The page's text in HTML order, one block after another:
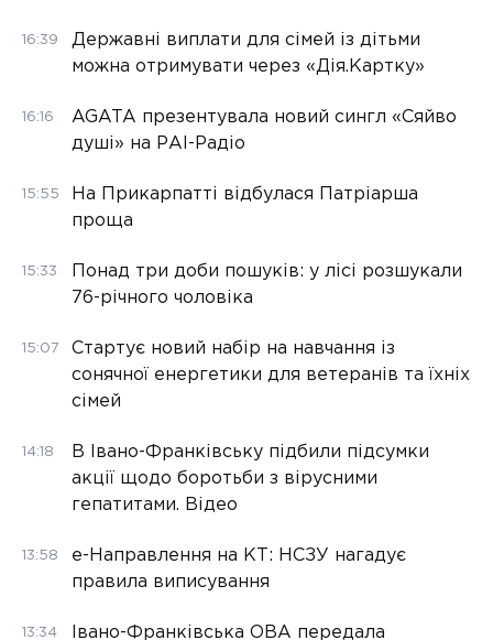
16:39
Державні виплати для сімей із дітьми
можна отримувати через «Дія.Картку»
16:16
AGATA презентувала новий сингл «Сяйво
душі» на РАІ-Радіо
15:55
На Прикарпатті відбулася Патріарша
проща
15:33
Понад три доби пошуків: у лісі розшукали
76-річного чоловіка
15:07
Стартує новий набір на навчання із
сонячної енергетики для ветеранів та їхніх
сімей
14:18
В Івано-Франківську підбили підсумки
акції щодо боротьби з вірусними
гепатитами. Відео
13:58
е-Направлення на КТ: НСЗУ нагадує
правила виписування
13:34 Івано-Франківська ОВА передала